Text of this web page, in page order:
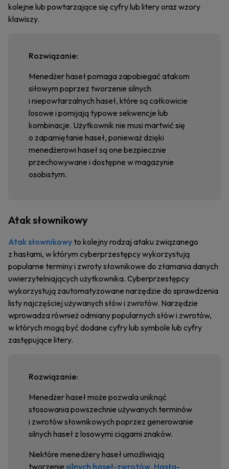
kolejne lub powtarzające się cyfry lub litery oraz wzory
klawiszy.
Rozwiązanie:
Menedżer haseł pomaga zapobiegać atakom
siłowym poprzez tworzenie silnych
i niepowtarzalnych haseł, które są całkowicie
losowe i pomijają typowe sekwencje lub
kombinacje. Użytkownik nie musi martwić się
o zapamiętanie haseł, ponieważ dzięki
menedżerowi haseł są one bezpiecznie
przechowywane i dostępne w magazynie
osobistym.
Atak słownikowy
Atak słownikowyto kolejny rodzaj ataku związanego
z hasłami, w którym cyberprzestępcy wykorzystują
popularne terminy i zwroty słownikowe do złamania danych
uwierzytelniających użytkownika. Cyberprzestępcy
wykorzystują zautomatyzowane narzędzie do sprawdzenia
listy najczęściej używanych słów i zwrotów. Narzędzie
wprowadza również odmiany popularnych słów i zwrotów,
w których mogą być dodane cyfry lub symbole lub cyfry
zastępujące litery.
Rozwiązanie:
Menedżer haseł może pozwala uniknąć
stosowania powszechnie używanych terminów
i zwrotów słownikowych poprzez generowanie
silnych haseł z losowymi ciągami znaków.
Niektóre menedżery haseł umożliwiają
tworzenie silnych haseł-zwrotów. Hasła-